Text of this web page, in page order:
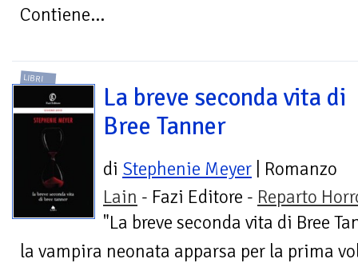
Contiene...
LIBRI
La breve seconda vita di
Bree Tanner
di Stephenie Meyer | Romanzo
Lain - Fazi Editore - Reparto
"La breve seconda vita di Bree
la vampira neonata apparsa per la prima